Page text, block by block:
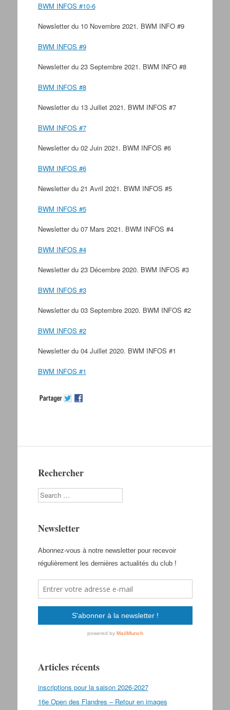
BWM INFOS #10-6
Newsletter du 10 Novembre 2021. BWM INFO #9
BWM INFOS #9
Newsletter du 23 Septembre 2021. BWM INFO #8
BWM INFOS #8
Newsletter du 13 Juillet 2021. BWM INFOS #7
BWM INFOS #7
Newsletter du 02 Juin 2021. BWM INFOS #6
BWM INFOS #6
Newsletter du 21 Avril 2021. BWM INFOS #5
BWM INFOS #5
Newsletter du 07 Mars 2021. BWM INFOS #4
BWM INFOS #4
Newsletter du 23 Décembre 2020. BWM INFOS #3
BWM INFOS #3
Newsletter du 03 Septembre 2020. BWM INFOS #2
BWM INFOS #2
Newsletter du 04 Juillet 2020. BWM INFOS #1
BWM INFOS #1
Rechercher
Search
Newsletter
Articles récents
inscriptions pour la saison 2026-2027
16e Open des Flandres – Retour en images